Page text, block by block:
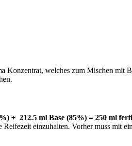
welches zum Mischen mit
+ 212.5 ml Base (85%) = 250 ml
einzuhalten. Vorher muss mit